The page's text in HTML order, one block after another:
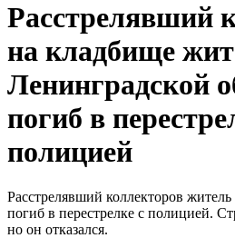
Расстрелявший
на кладбище
Ленинградской
погиб в
полицией
Расстрелявший коллекторов
погиб в перестрелке с полицией.
но он отказался.